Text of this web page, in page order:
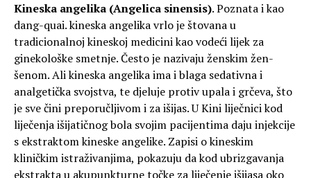
Kineska angelika (Angelica sinensis). Poznata i kao
dang-quai. kineska angelika vrlo je štovana u
tradicionalnoj kineskoj medicini kao vodeći lijek za
ginekološke smetnje. Često je nazivaju ženskim žen-
šenom. Ali kineska angelika ima i blaga sedativna i
analgetička svojstva, te djeluje protiv upala i grčeva, što
je sve čini preporučljivom i za išijas. U Kini liječnici kod
liječenja išijatičnog bola svojim pacijentima daju injekcije
s ekstraktom kineske angelike. Zapisi o kineskim
kliničkim istraživanjima, pokazuju da kod ubrizgavanja
ekstrakta u akupunkturne točke za liječenje išijasa oko